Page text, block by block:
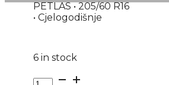
PETLAS • 205/60 R16
• Cjelogodišnje
6 in stock
205/60R16